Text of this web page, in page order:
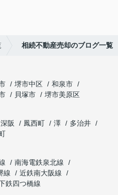
相続不動産売却のブログ一覧
堺市中区
和泉市
貝塚市
堺市美原区
深阪 鳳西町 澤
多治井
南海電鉄泉北線
線
近鉄南大阪線
鉄四つ橋線